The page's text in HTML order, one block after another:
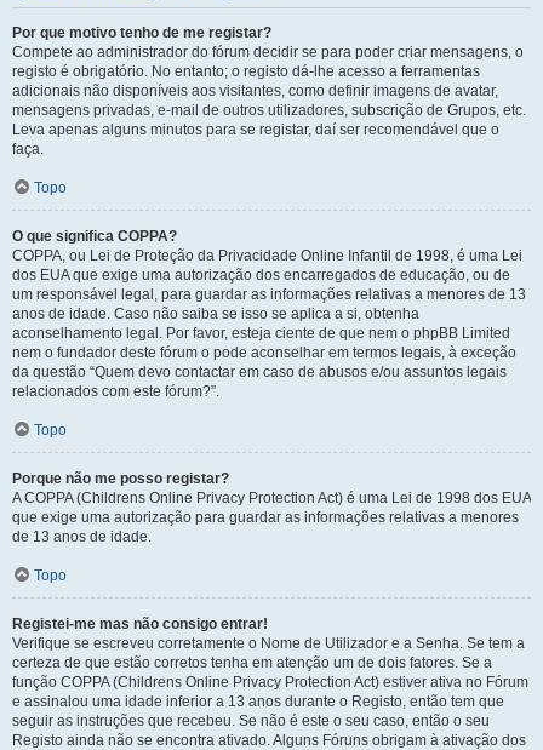
Por que motivo tenho de me registar?
Compete ao administrador do fórum decidir se para poder criar mensagens, o
registo é obrigatório. No entanto; o registo dá-lhe acesso a ferramentas
adicionais não disponíveis aos visitantes, como definir imagens de avatar,
mensagens privadas, e-mail de outros utilizadores, subscrição de Grupos, etc.
Leva apenas alguns minutos para se registar, daí ser recomendável que o
faça.
Topo
O que significa COPPA?
COPPA, ou Lei de Proteção da Privacidade Online Infantil de 1998, é uma Lei
dos EUA que exige uma autorização dos encarregados de educação, ou de
um responsável legal, para guardar as informações relativas a menores de 13
anos de idade. Caso não saiba se isso se aplica a si, obtenha
aconselhamento legal. Por favor, esteja ciente de que nem o phpBB Limited
nem o fundador deste fórum o pode aconselhar em termos legais, à exceção
da questão “Quem devo contactar em caso de abusos e/ou assuntos legais
relacionados com este fórum?”.
Topo
Porque não me posso registar?
A COPPA (Childrens Online Privacy Protection Act) é uma Lei de 1998 dos EUA
que exige uma autorização para guardar as informações relativas a menores
de 13 anos de idade.
Topo
Registei-me mas não consigo entrar!
Verifique se escreveu corretamente o Nome de Utilizador e a Senha. Se tem a
certeza de que estão corretos tenha em atenção um de dois fatores. Se a
função COPPA (Childrens Online Privacy Protection Act) estiver ativa no Fórum
e assinalou uma idade inferior a 13 anos durante o Registo, então tem que
seguir as instruções que recebeu. Se não é este o seu caso, então o seu
Registo ainda não se encontra ativado. Alguns Fóruns obrigam à ativação dos